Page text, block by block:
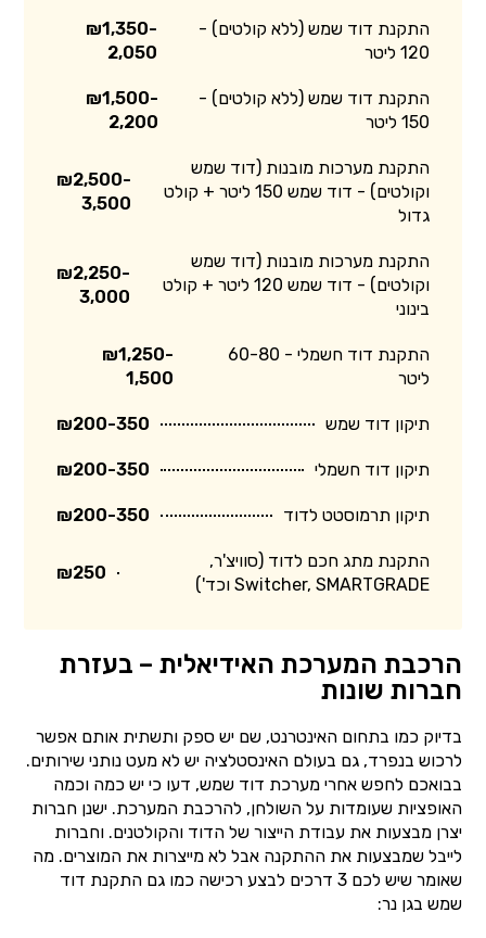
התקנת דוד שמש (ללא קולטים) -
120 ליטר
₪1,350-
2,050
התקנת דוד שמש (ללא קולטים) -
150 ליטר
₪1,500-
2,200
התקנת מערכות מובנות (דוד שמש
וקולטים) - דוד שמש 150 ליטר + קולט
גדול
₪2,500-
3,500
התקנת מערכות מובנות (דוד שמש
וקולטים) - דוד שמש 120 ליטר + קולט
בינוני
₪2,250-
3,000
התקנת דוד חשמלי - 60-80
ליטר
₪1,250-
1,500
תיקון דוד שמש ₪200-350
תיקון דוד חשמלי ₪200-350
תיקון תרמוסטט לדוד ₪200-350
התקנת מתג חכם לדוד (סוויצ'ר,
Switcher, SMARTGRADE וכד')
₪250
הרכבת המערכת האידיאלית – בעזרת
חברות שונות
בדיוק כמו בתחום האינטרנט, שם יש ספק ותשתית אותם אפשר
לרכוש בנפרד, גם בעולם האינסטלציה יש לא מעט נותני שירותים.
בבואכם לחפש אחרי מערכת דוד שמש, דעו כי יש כמה וכמה
האופציות שעומדות על השולחן, להרכבת המערכת. ישנן חברות
יצרן מבצעות את עבודת הייצור של הדוד והקולטנים. וחברות
לייבל שמבצעות את ההתקנה אבל לא מייצרות את המוצרים. מה
שאומר שיש לכם 3 דרכים לבצע רכישה כמו גם התקנת דוד
שמש בגן נר: